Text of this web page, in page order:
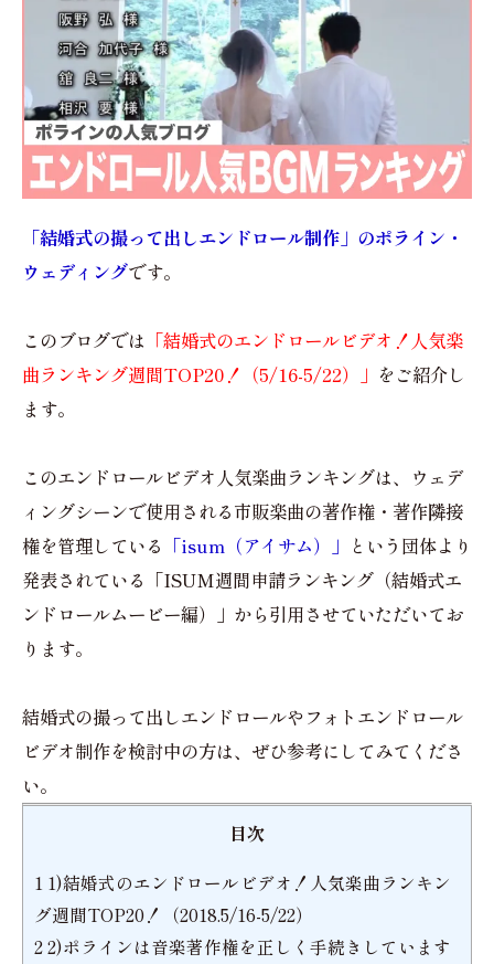
「結婚式の撮って出しエンドロール制作」のポライン・
ウェディングです。
このブログでは 「結婚式のエンドロールビデオ！人気楽
曲ランキング週間TOP20！（5/16-5/22）」 をご紹介し
ます。
このエンドロールビデオ人気楽曲ランキングは、ウェデ
ィングシーンで使用される市販楽曲の著作権・著作隣接
権を管理している 「isum（アイサム）」 という団体より
発表されている「ISUM週間申請ランキング（結婚式エ
ンドロールムービー編）」から引用させていただいてお
ります。
結婚式の撮って出しエンドロールやフォトエンドロール
ビデオ制作を検討中の方は、ぜひ参考にしてみてくださ
い。
目次
1 1)結婚式のエンドロールビデオ！人気楽曲ランキン
グ週間TOP20！（2018.5/16-5/22）
22)ポラインは音楽著作権を正しく手続きしています